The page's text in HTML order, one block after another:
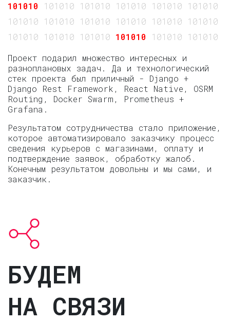
101010 101010 101010 101010 101010 101010
101010 101010 101010 101010 101010 101010
101010 101010 101010 101010 101010 101010
Проект подарил множество интересных и
разноплановых задач. Да и технологический
стек проекта был приличный - Django +
Django Rest Framework, React Native, OSRM
Routing, Docker Swarm, Prometheus +
Grafana.
Результатом сотрудничества стало приложение,
которое автоматизировало заказчику процесс
сведения курьеров с магазинами, оплату и
подтверждение заявок, обработку жалоб.
Конечным результатом довольны и мы сами, и
заказчик.
БУДЕМ
НА СВЯЗИ